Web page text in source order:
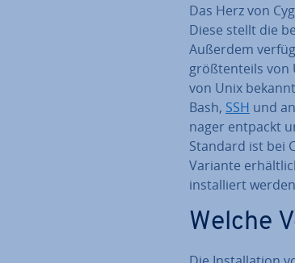
Das Herz von
Diese stellt die
Außerdem
größ­ten­teils von
von Unix
Bash, SSH und
na­ger entpackt
Standard ist bei
Variante
in­stal­liert
Welche